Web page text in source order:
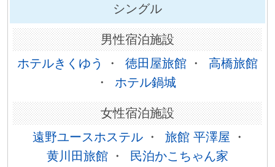
シングル
ホテルきくゆう ・ 徳田屋旅館 ・
高橋旅館
・
ホテル鍋城
遠野ユースホステル ・ 旅館 平澤屋
・
黄川田旅館​
・ 民泊かこちゃん家​